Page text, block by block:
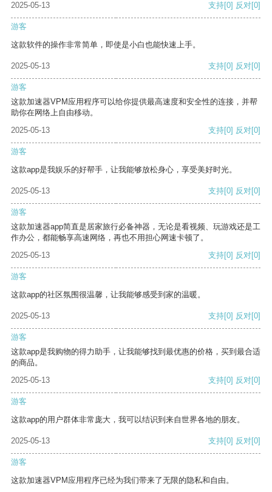
2025-05-13
支持[0] 反对[0]
游客
这款软件的操作非常简单，即使是小白也能快速上手。
2025-05-13 支持[0] 反对[0]
游客
这款加速器VPM应用程序可以给你提供最高速度和安全性的连接，并帮
助你在网络上自由移动。
2025-05-13
支持[0] 反对[0]
游客
这款app是我娱乐的好帮手，让我能够放松身心，享受美好时光。
2025-05-13 支持[0] 反对[0]
游客
这款加速器app简直是居家旅行必备神器，无论是看视频、玩游戏还是工
作办公，都能畅享高速网络，再也不用担心网速卡顿了。
2025-05-13
支持[0] 反对[0]
游客
这款app的社区氛围很温馨，让我能够感受到家的温暖。
2025-05-13 支持[0] 反对[0]
游客
这款app是我购物的得力助手，让我能够找到最优惠的价格，买到最合适
的商品。
2025-05-13
支持[0] 反对[0]
游客
这款app的用户群体非常庞大，我可以结识到来自世界各地的朋友。
2025-05-13 支持[0] 反对[0]
游客
这款加速器VPM应用程序已经为我们带来了无限的隐私和自由。